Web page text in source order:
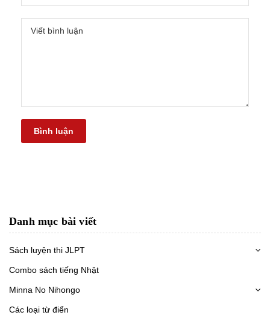
Bình luận
Danh mục bài viết
Sách luyện thi JLPT
Combo sách tiếng Nhật
Minna No Nihongo
Các loại từ điển